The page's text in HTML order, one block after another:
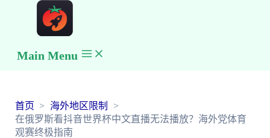
Main Menu
首页
海外地区限制
在俄罗斯看抖音世界杯中文直播无法播放？海外党体育
观赛终极指南